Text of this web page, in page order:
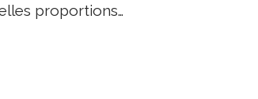
proportions…